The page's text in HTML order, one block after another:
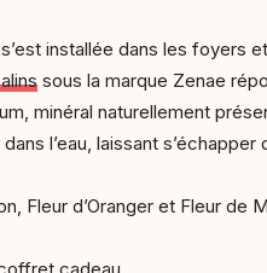
installée dans les
sous la marque Zenae
minéral naturellement
l’eau, laissant
Fleur d’Oranger et Fleur de